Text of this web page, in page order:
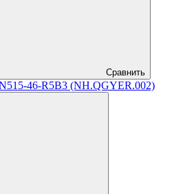
Сравнить
46-R5B3 (NH.QGYER.002)